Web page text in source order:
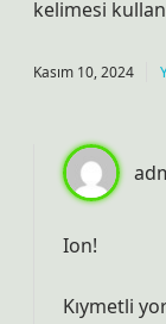
kelimesi
Kasım 10, 2024
Ion!
Kıymetli